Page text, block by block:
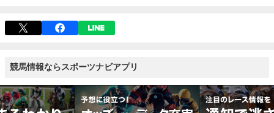
競馬情報ならスポーツナビアプリ